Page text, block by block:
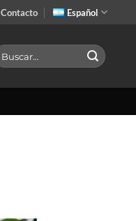
Contacto Español